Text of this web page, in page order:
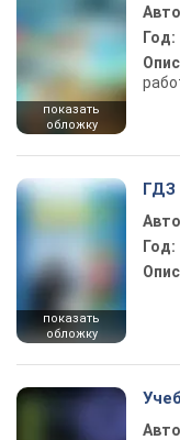
показать
обложку
Год:
показать
обложку
ГДЗ
Год: